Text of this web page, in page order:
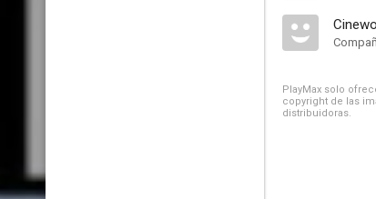
PlayMax solo
copyright de las
distribuidoras.